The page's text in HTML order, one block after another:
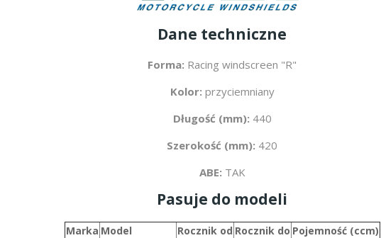
Dane techniczne
Forma: Racing windscreen "R"
Kolor: przyciemniany
Długość (mm): 440
Szerokość (mm): 420
ABE: TAK
Pasuje do modeli
Marka Model Rocznik od Rocznik do Pojemność (ccm)